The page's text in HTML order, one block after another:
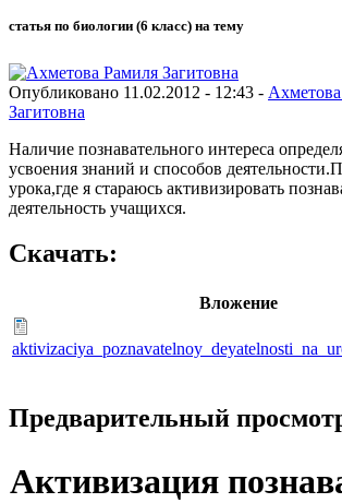
статья по биологии (6 класс) на тему
Опубликовано 11.02.2012 - 12:43 -
Загитовна
Наличие познавательного интереса
усвоения знаний и способов
урока,где я стараюсь активизировать
деятельность учащихся.
Скачать:
Вложение
Предварительный
Активизация